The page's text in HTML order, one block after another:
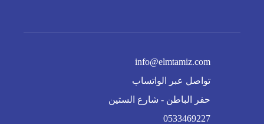
info@elmtamiz.com
تواصل عبر الواتساب
حفر الباطن - شارع الستين
0533469227